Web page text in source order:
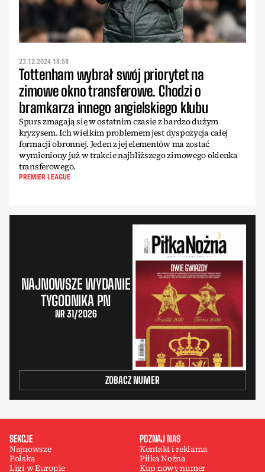
23.12.2024 18:58
Tottenham wybrał swój priorytet na
zimowe okno transferowe. Chodzi o
bramkarza innego angielskiego klubu
Spurs zmagają się w ostatnim czasie z bardzo dużym
kryzysem. Ich wielkim problemem jest dyspozycja całej
formacji obronnej. Jeden z jej elementów ma zostać
wymieniony już w trakcie najbliższego zimowego okienka
transferowego.
PREMIER LEAGUE
NAJNOWSZE WYDANIE
TYGODNIKA PN
NR 31/2026
ZOBACZ NUMER
SEKCJE
Najnowsze
Polska
Ligi w Europie
POZNAJ NAS
Kontakt i reklama
Piłka Nożna
Kup nowy numer